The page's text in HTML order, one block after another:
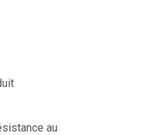
au